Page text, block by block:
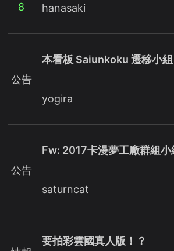
8 hanasaki
公告
本看板 Saiunkoku 遷移小組
yogira
公告
Fw: 2017卡漫夢工廠群組小
saturncat
要拍彩雲國真人版！？